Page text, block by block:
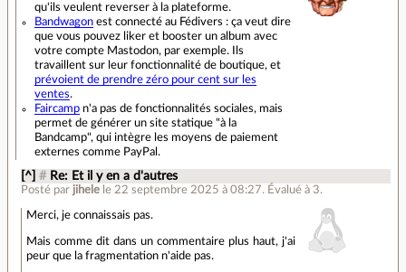
qu'ils veulent reverser à la plateforme.
Bandwagon est connecté au Fédivers : ça veut dire
que vous pouvez liker et booster un album avec
votre compte Mastodon, par exemple. Ils
travaillent sur leur fonctionnalité de boutique, et
prévoient de prendre zéro pour cent sur les
ventes.
Faircamp n'a pas de fonctionnalités sociales, mais
permet de générer un site statique "à la
Bandcamp", qui intègre les moyens de paiement
externes comme PayPal.
[^] # Re: Et il y en a d'autres
Posté par jihele le 22 septembre 2025 à 08:27. Évalué à 3.
Merci, je connaissais pas.
Mais comme dit dans un commentaire plus haut, j'ai
peur que la fragmentation n'aide pas.